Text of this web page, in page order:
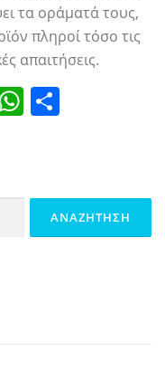
τα οράματά τους,
πληροί τόσο τις
απαιτήσεις.
WhatsApp